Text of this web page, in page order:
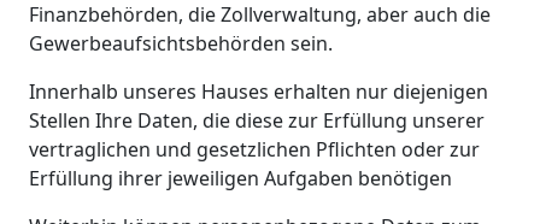
Finanzbehörden, die Zollverwaltung, aber auch die
Gewerbeaufsichtsbehörden sein.
Innerhalb unseres Hauses erhalten nur diejenigen
Stellen Ihre Daten, die diese zur Erfüllung unserer
vertraglichen und gesetzlichen Pflichten oder zur
Erfüllung ihrer jeweiligen Aufgaben benötigen